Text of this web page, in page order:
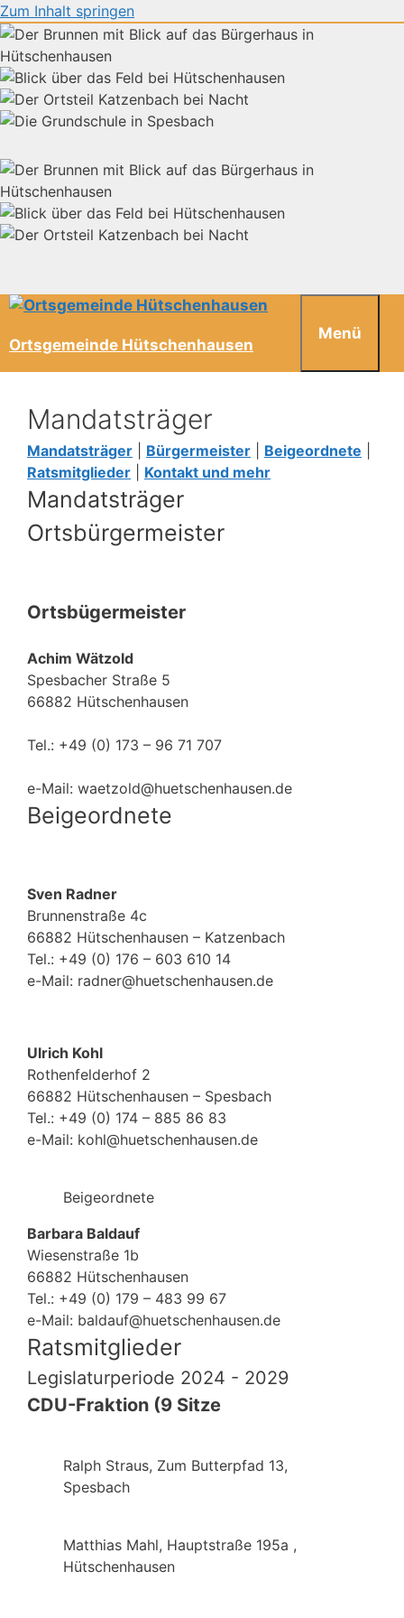
Zum Inhalt springen
Ortsgemeinde Hütschenhausen
Menü
Mandatsträger
Mandatsträger Bürgermeister Beigeordnete
Ratsmitglieder
Kontakt und mehr
Mandatsträger
Ortsbürgermeister
Ortsbügermeister
Achim Wätzold
Spesbacher Straße 5
66882 Hütschenhausen
Tel.: +49 (0) 173 – 96 71 707
e-Mail: waetzold@huetschenhausen.de
Beigeordnete
Sven Radner
Brunnenstraße 4c
66882 Hütschenhausen – Katzenbach
Tel.: +49 (0) 176 – 603 610 14
e-Mail: radner@huetschenhausen.de
Ulrich Kohl
Rothenfelderhof 2
66882 Hütschenhausen – Spesbach
Tel.: +49 (0) 174 – 885 86 83
e-Mail: kohl@huetschenhausen.de
Beigeordnete
Barbara Baldauf
Wiesenstraße 1b
66882 Hütschenhausen
Tel.: +49 (0) 179 – 483 99 67
e-Mail: baldauf@huetschenhausen.de
Ratsmitglieder
Legislaturperiode 2024 - 2029
CDU-Fraktion (9 Sitze
Ralph Straus, Zum Butterpfad 13,
Spesbach
Matthias Mahl, Hauptstraße 195a ,
Hütschenhausen